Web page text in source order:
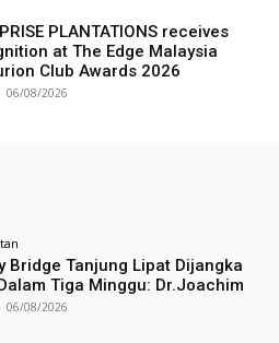
PLANTATIONS receives
at The Edge Malaysia
Club Awards 2026
- 06/08/2026
Bridge Tanjung Lipat Dijangka
Tiga Minggu: Dr.Joachim
- 06/08/2026